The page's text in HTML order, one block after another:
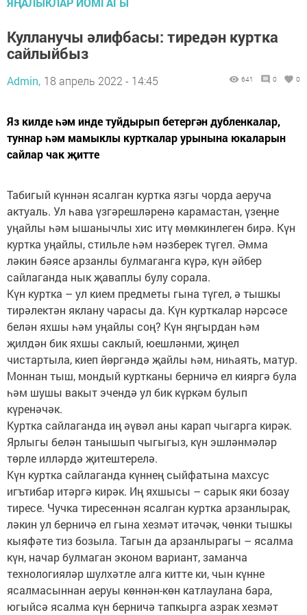
Кулланучы әлифбасы: тиредән куртка
сайлыйбыз
Admin, 18 апрель 2022 - 14:45 641 0 0
Яз килде һәм инде туйдырып бетергән дубленкалар,
туннар һәм мамыклы курткалар урынына юкаларын
сайлар чак җитте
Табигый күннән ясалган куртка язгы чорда аеруча
актуаль. Ул һава үзгәрешләренә карамастан, үзеңне
уңайлы һәм ышанычлы хис итү мөмкинлеген бирә. Күн
куртка уңайлы, стильле һәм нәзберек түгел. Әмма
ләкин бәясе арзанлы булмаганга күрә, күн әйбер
сайлаганда нык җаваплы булу сорала.
Күн куртка – ул кием предметы гына түгел, ә тышкы
тирәлектән яклану чарасы да. Күн курткалар нәрсәсе
белән яхшы һәм уңайлы соң? Күн яңгырдан һәм
җилдән бик яхшы саклый, юешләнми, җиңел
чистартыла, киеп йөргәндә җайлы һәм, ниһаять, матур.
Моннан тыш, мондый куртканы берничә ел кияргә була
һәм шушы вакыт эчендә ул бик күркәм булып
күренәчәк.
Куртка сайлаганда иң әүвәл аны карап чыгарга кирәк.
Ярлыгы белән танышып чыгыгыз, күн эшләнмәләр
төрле илләрдә җитештерелә.
Күн куртка сайлаганда күннең сыйфатына махсус
игътибар итәргә кирәк. Иң яхшысы – сарык яки бозау
тиресе. Чучка тиресеннән ясалган куртка арзанлырак,
ләкин ул берничә ел гына хезмәт итәчәк, чөнки тышкы
кыяфәте тиз бозыла. Тагын да арзанлырагы – ясалма
күн, начар булмаган эконом вариант, заманча
технологияләр шулхәтле алга китте ки, чын күнне
ясалмасыннан аеруы көннән-көн катлаулана бара,
югыйсә ясалма күн берничә тапкырга азрак хезмәт